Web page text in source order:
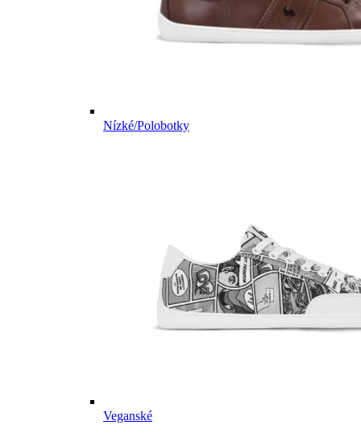
Nízké/Polobotky
Veganské